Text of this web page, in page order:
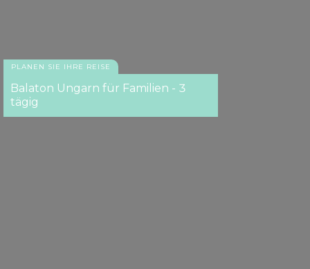
PLANEN SIE IHRE REISE
Balaton Ungarn für Familien - 3
tägig